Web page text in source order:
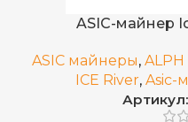
РАЗМЕРЫ УСТРОЙСТВА,
ГАБАРИТЫ КОРОБКИ
ASIC-майнер
ASIC майнеры,
ICE River, Asic-
Артикул: